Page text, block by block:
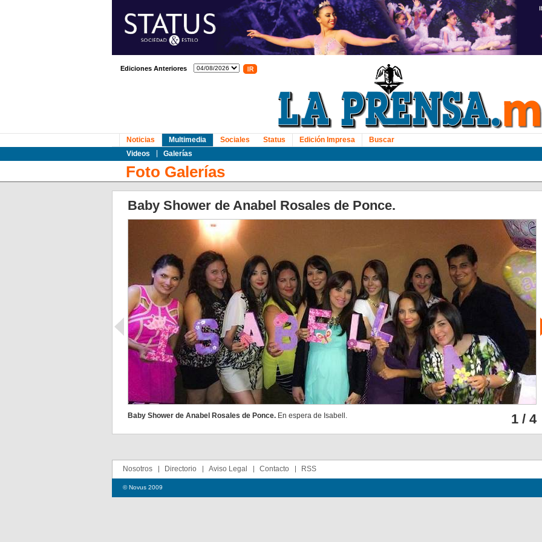
Ediciones Anteriores
Noticias
Multimedia
Videos
Galerías
Sociales Status Edición Impresa Buscar
Foto Galerías
Baby Shower de Anabel Rosales de Ponce.
1 / 4
Baby Shower de Anabel Rosales de Ponce.En espera de Isabell.
Nosotros Directorio Aviso Legal Contacto RSS
© Novus 2009